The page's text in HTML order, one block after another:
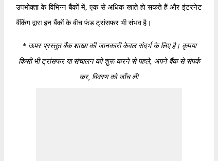
उपभोक्ता के विभिन्न बैंकों में, एक से अधिक खाते हो सकते हैं और इंटरनेट
बैंकिंग द्वारा इन बैंकों के बीच फंड ट्रांसफर भी संभव है।
*ऊपर प्रस्तुत बैंक शाखा की जानकारी केवल संदर्भ के लिए है। कृपया
किसी भी ट्रांसफर या संचालन को शुरू करने से पहले, अपने बैंक से संपर्क
कर, विवरण को जाँच लें!